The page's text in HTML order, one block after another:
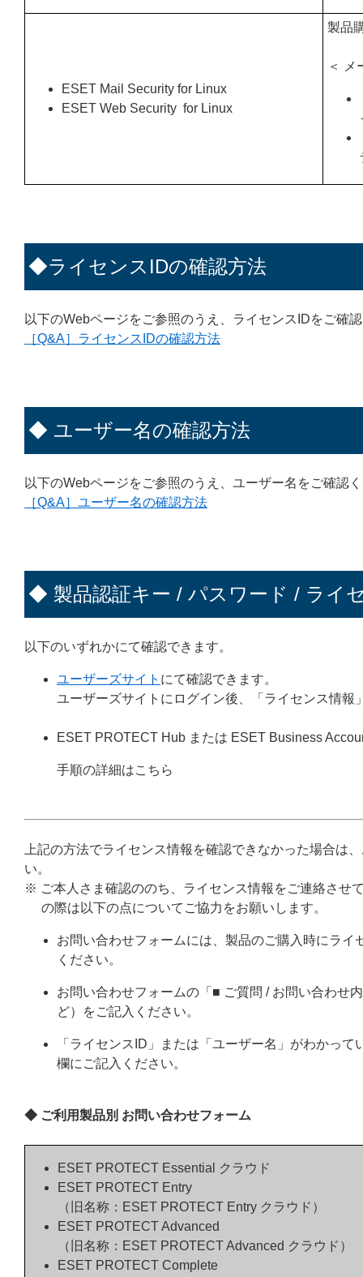
ESET Mail Security for Linux
ESET Web Security for Linux
製品
＜ メ
◆ライセンスIDの確認方法
以下のWebページをご参照のうえ、ライセンスIDをご確
［Q&A］ライセンスIDの確認方法
◆ ユーザー名の確認方法
以下のWebページをご参照のうえ、ユーザー名をご確認
［Q&A］ユーザー名の確認方法
◆ 製品認証キー / パスワード / ライ
以下のいずれかにて確認できます。
ユーザーズサイト にて確認できます。
ユーザーズサイトにログイン後、「ライセンス情報
ESET PROTECT Hub または ESET Business
手順の詳細はこちら
上記の方法でライセンス情報を確認できなかった場合は
い。
※ ご本人さま確認ののち、ライセンス情報をご連絡させ
の際は以下の点についてご協力をお願いします。
お問い合わせフォームには、製品のご購入時にラ
ください。
お問い合わせフォームの「■ ご質問 / お問い合わせ
ど）をご記入ください。
「ライセンスID」または「ユーザー名」がわかっ
欄にご記入ください。
◆ ご利用製品別 お問い合わせフォーム
ESET PROTECT Essential クラウド
ESET PROTECT Entry
（旧名称：ESET PROTECT Entry クラウド）
ESET PROTECT Advanced
（旧名称：ESET PROTECT Advanced クラウド）
ESET PROTECT Complete